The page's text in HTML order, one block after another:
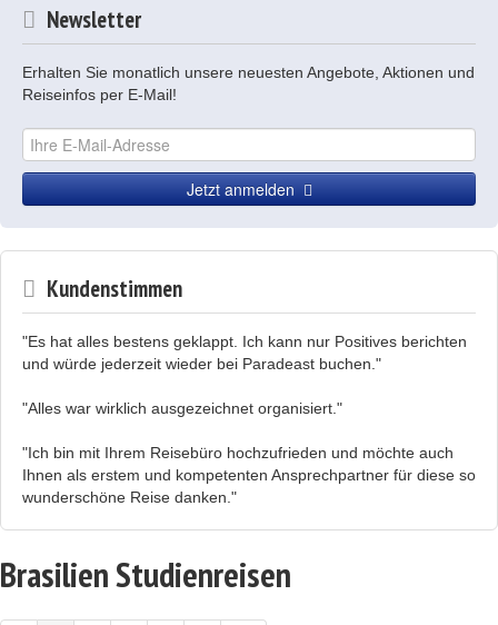
Newsletter
Erhalten Sie monatlich unsere neuesten Angebote, Aktionen und
Reiseinfos per E-Mail!
Jetzt anmelden
Kundenstimmen
"Es hat alles bestens geklappt. Ich kann nur Positives berichten
und würde jederzeit wieder bei Paradeast buchen."
"Alles war wirklich ausgezeichnet organisiert."
"Ich bin mit Ihrem Reisebüro hochzufrieden und möchte auch
Ihnen als erstem und kompetenten Ansprechpartner für diese so
wunderschöne Reise danken."
Brasilien Studienreisen